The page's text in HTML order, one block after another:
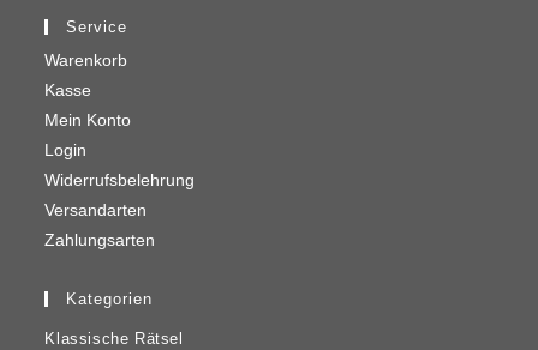
Service
Warenkorb
Kasse
Mein Konto
Login
Widerrufsbelehrung
Versandarten
Zahlungsarten
Kategorien
Klassische Rätsel